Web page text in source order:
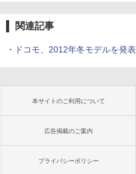
関連記事
・ ドコモ、2012年冬モデルを発表
本サイトのご利用について
広告掲載のご案内
プライバシーポリシー